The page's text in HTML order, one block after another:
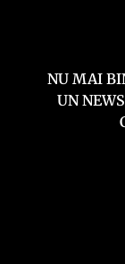
NU MAI
UN